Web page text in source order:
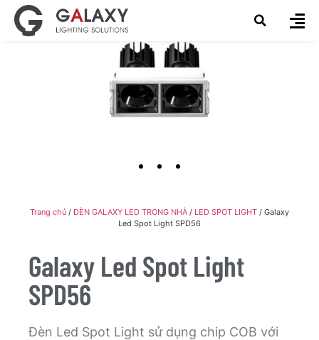
Trang chủ /ĐÈN GALAXY LED TRONG NHÀ / LED SPOT LIGHT / Galaxy
Led Spot Light SPD56
Galaxy Led Spot Light
SPD56
Đèn Led Spot Light sử dụng chip COB với